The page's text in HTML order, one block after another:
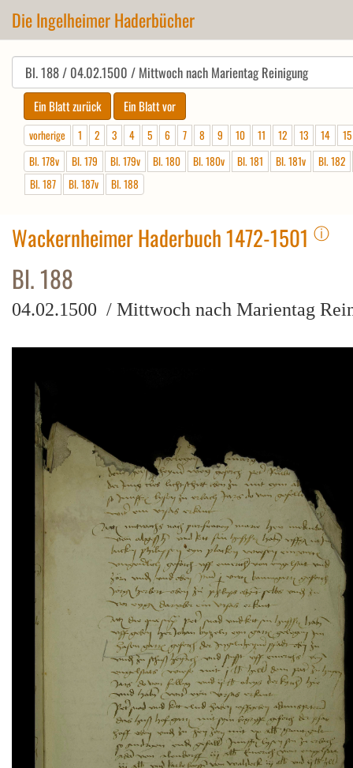
Die Ingelheimer Haderbücher
vorherige 1 2 3 4 5 6 7 8 9 10 11 12 13 14
15
Bl. 178v
Bl. 179 Bl. 179v Bl. 180 Bl. 180v Bl. 181 Bl. 181v
Bl. 182
Bl. 187
Bl. 187v Bl. 188
Wackernheimer Haderbuch 1472-1501 ⓘ
Bl. 188
04.02.1500 / Mittwoch nach Marientag